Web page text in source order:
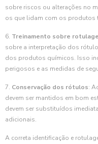
sobre riscos ou alterações no
os que lidam com os produtos
6. Treinamento sobre
sobre a interpretação dos
dos produtos químicos. Isso
perigosos e as medidas de
7. Conservação dos rótulos:
devem ser mantidos em bom
devem ser substituídos
adicionais.
A correta identificação e